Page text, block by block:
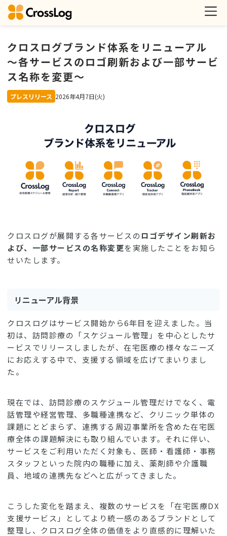
クロスログブランド体系をリニューアル
〜各サービスのロゴ刷新および一部サービ
ス名称を変更〜
プレスリリース 2026年4月7日(火)
クロスログが展開する各サービスの ロゴデザイン刷新お
よび、一部サービスの名称変更を実施したことをお知ら
せいたします。
リニューアル背景
クロスログはサービス開始から6年目を迎えました。当
初は、訪問診療の「スケジュール管理」を中心としたサ
ービスでリリースしましたが、在宅医療の様々なニーズ
にお応えする中で、支援する領域を広げてまいりまし
た。
現在では、訪問診療のスケジュール管理だけでなく、電
話管理や経営管理、多職種連携など、クリニック単体の
課題にとどまらず、連携する周辺事業所を含めた在宅医
療全体の課題解決にも取り組んでいます。それに伴い、
サービスをご利用いただく対象も、医師・看護師・事務
スタッフといった院内の職種に加え、薬剤師や介護職
員、地域の連携先などへと広がってきました。
こうした変化を踏まえ、複数のサービスを「在宅医療DX
支援サービス」としてより統一感のあるブランドとして
整理し、クロスログ全体の価値をより直感的に理解いた